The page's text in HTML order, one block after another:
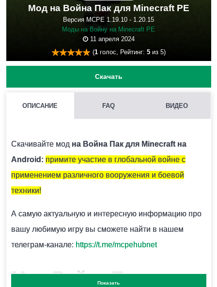
Мод на Война Пак для Minecraft PE
Версия MCPE 1.19.10 - 1.20.15
Моды на Войну на Minecraft PE
11 апреля 2024
(1 голос, Рейтинг: 5 из 5)
Скачать
ОПИСАНИЕ FAQ ВИДЕО
Скачивайте мод на Война Пак для Minecraft на
Android : примите участие в глобальной войне с
применением различного вооружения и боевой
техники!
А самую актуальную и интересную информацию про
вашу любимую игру вы сможете найти в нашем
телеграм-канале: https://t.me/mcpehubnet
Мод Война Пакдля
Показать
Нежелательно, поскольку модификации могут
конфликтовать между собой и вызывать ошибки.